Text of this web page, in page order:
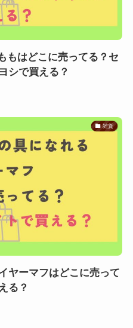
もはどこに売ってる？セ
シで買える？
雑貨
ヤーマフはどこに売って
る？